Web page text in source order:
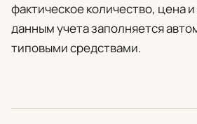
фактическое количество, цена
данным учета заполняется
типовыми средствами.